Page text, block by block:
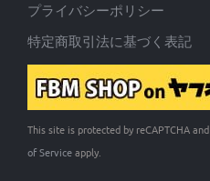
プライバシーポリシー
特定商取引法に基づく表記
This site is protected by reCAPTCHA
of Serviceapply.